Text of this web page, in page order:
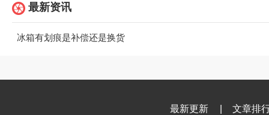
最新资讯
冰箱有划痕是补偿还是换货
最新更新 文章排